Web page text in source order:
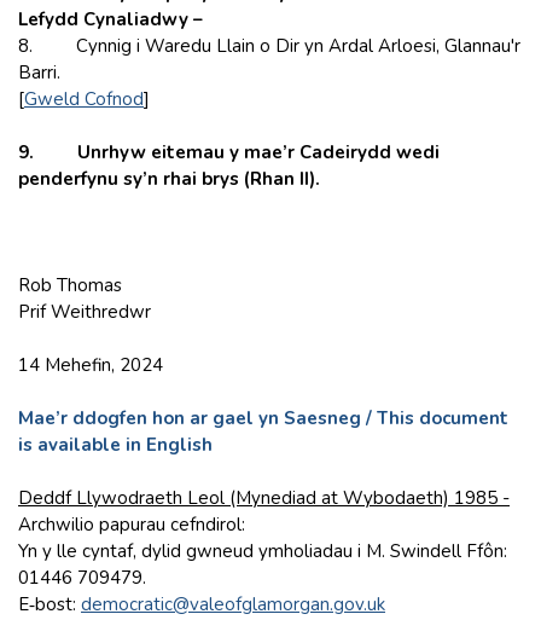
Lefydd Cynaliadwy –
8. Cynnig i Waredu Llain o Dir yn Ardal Arloesi, Glannau'r
Barri.
[Gweld Cofnod]
9. Unrhyw eitemau y mae’r Cadeirydd wedi
penderfynu sy’n rhai brys (Rhan II).
Rob Thomas
Prif Weithredwr
14 Mehefin, 2024
Mae’r ddogfen hon ar gael yn Saesneg / This document
is available in English
Deddf Llywodraeth Leol (Mynediad at Wybodaeth) 1985 -
Archwilio papurau cefndirol:
Yn y lle cyntaf, dylid gwneud ymholiadau i M. Swindell Ffôn:
01446 709479.
E‑bost: democratic@valeofglamorgan.gov.uk